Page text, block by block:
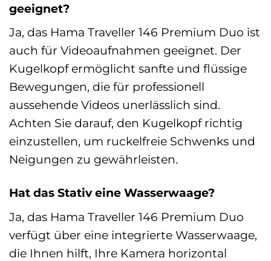
geeignet?
Ja, das Hama Traveller 146 Premium Duo ist
auch für Videoaufnahmen geeignet. Der
Kugelkopf ermöglicht sanfte und flüssige
Bewegungen, die für professionell
aussehende Videos unerlässlich sind.
Achten Sie darauf, den Kugelkopf richtig
einzustellen, um ruckelfreie Schwenks und
Neigungen zu gewährleisten.
Hat das Stativ eine Wasserwaage?
Ja, das Hama Traveller 146 Premium Duo
verfügt über eine integrierte Wasserwaage,
die Ihnen hilft, Ihre Kamera horizontal